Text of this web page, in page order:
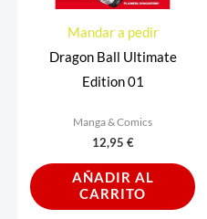
Mandar a pedir
Dragon Ball Ultimate
Edition 01
Manga & Comics
12,95 €
AÑADIR AL
CARRITO